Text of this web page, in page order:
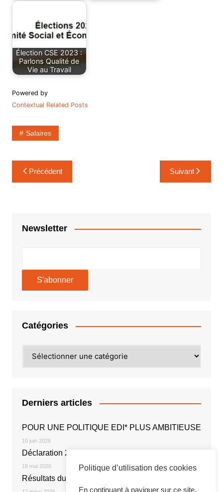
Élection CSE 2023 :
Parlons Qualité de
Vie au Travail
Powered by
Contextual Related Posts
Salaires
Navigation
de
Précédent Suivant
Newsletter
Catégories
Derniers articles
POUR UNE POLITIQUE EDI* PLUS AMBITIEUSE
10 juin 2026
Déclaration 2026
18 mai 2026
Résultats du vote électronique
Politique d’utilisation des cookies
En continuant à naviguer sur ce site,